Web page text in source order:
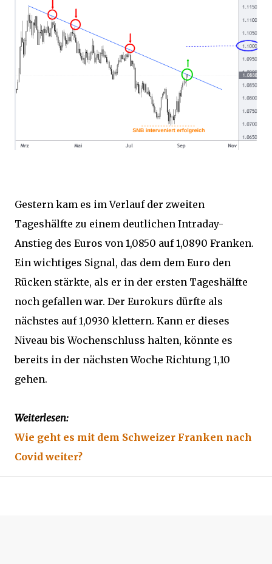
Gestern kam es im Verlauf der zweiten
Tageshälfte zu einem deutlichen Intraday-
Anstieg des Euros von 1,0850 auf 1,0890 Franken.
Ein wichtiges Signal, das dem dem Euro den
Rücken stärkte, als er in der ersten Tageshälfte
noch gefallen war. Der Eurokurs dürfte als
nächstes auf 1,0930 klettern. Kann er dieses
Niveau bis Wochenschluss halten, könnte es
bereits in der nächsten Woche Richtung 1,10
gehen.
Weiterlesen:
Wie geht es mit dem Schweizer Franken nach
Covid weiter?